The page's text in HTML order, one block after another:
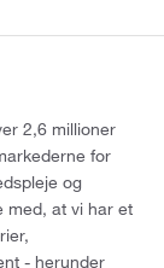
2,6 millioner
for
og
med, at vi har et
- herunder